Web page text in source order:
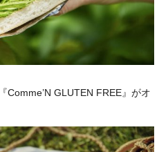
Comme’N GLUTEN FREE』がオ